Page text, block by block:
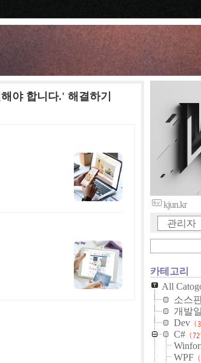
야 합니다.' 해결하기
kjun.kr
관리자
카테고리
All
소스
개발
Dev
C#
WPF